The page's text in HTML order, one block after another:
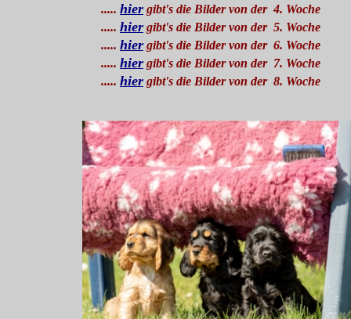
..... hier gibt's die Bilder von der 4. Woche
..... hier gibt's die Bilder von der 5. Woche
..... hier gibt's die Bilder von der 6. Woche
..... hier gibt's die Bilder von der 7. Woche
..... hier gibt's die Bilder von der 8. Woche